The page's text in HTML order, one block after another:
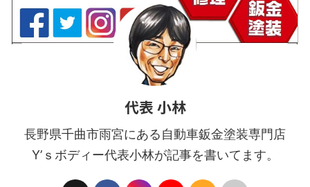
代表 小林
長野県千曲市雨宮にある自動車鈑金塗装専門店
Y’ｓボディー代表小林が記事を書いてます。